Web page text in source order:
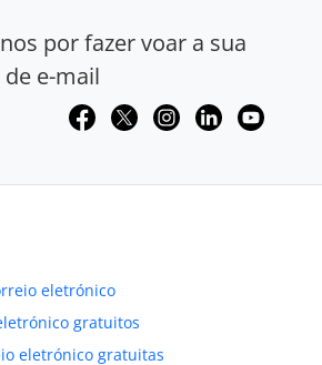
por fazer voar a sua
e-mail
eletrónico
gratuitos
eletrónico gratuitas